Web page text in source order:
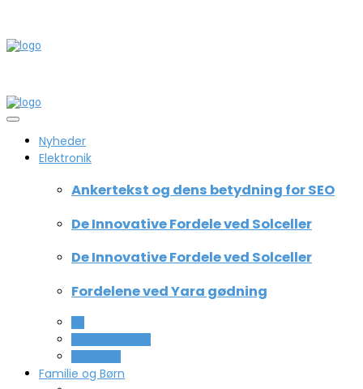
Nyheder
Elektronik
Ankertekst og dens betydning for SEO
De Innovative Fordele ved Solceller
De Innovative Fordele ved Solceller
Fordelene ved Yara gødning
Familie og Børn